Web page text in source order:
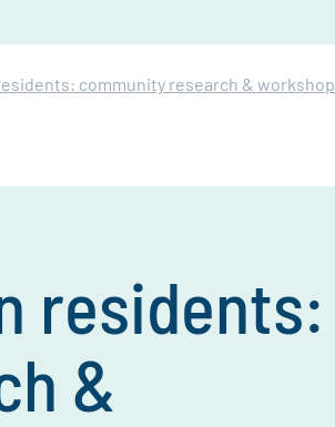
community research & workshop
residents:
&